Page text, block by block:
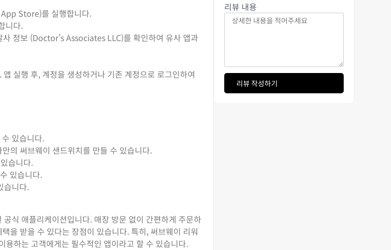
Store)를 실행합니다.
니다.
정보 (Doctor’s Associates LLC)를 확인하여 유사 앱과
실행 후, 계정을 생성하거나 기존 계정으로 로그인하여
있습니다.
의 써브웨이 샌드위치를 만들 수 있습니다.
습니다.
있습니다.
습니다.
식 애플리케이션입니다. 매장 방문 없이 간편하게 주문하
을 받을 수 있다는 장점이 있습니다. 특히, 써브웨이 리워
하는 고객에게는 필수적인 앱이라고 할 수 있습니다.
리뷰 내용
리뷰 작성하기